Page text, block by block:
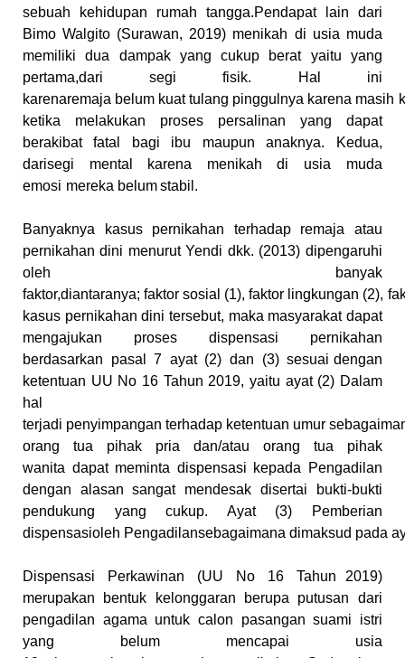
sebuah kehidupan rumah tangga.Pendapat lain
dari
Bimo Walgito (Surawan, 2019) menikah di usia muda
memiliki dua
dampak yang cukup berat yaitu yang
pertama,dari segi fisik. Hal ini
karenaremaja belum kuat tulang pinggulnya karena masih
ketika melakukan proses persalinan yang dapat
berakibat fatal
bagi ibu maupun anaknya. Kedua,
darisegi mental karena menikah di usia
muda
emosi mereka belum stabil.
Banyaknya kasus pernikahan terhadap remaja atau
pernikahan dini menurut Yendi dkk. (2013) dipengaruhi
oleh banyak
faktor,diantaranya; faktor sosial (1), faktor lingkungan (2),
kasus pernikahan dini tersebut, maka masyarakat dapat
mengajukan
proses dispensasi pernikahan
berdasarkan pasal 7 ayat (2) dan (3) sesuai dengan
ketentuan UU No 16 Tahun 2019, yaitu ayat (2) Dalam
hal
terjadi penyimpangan terhadap ketentuan umur
orang
tua pihak pria dan/atau orang tua
pihak
wanita dapat meminta dispensasi kepada Pengadilan
dengan alasan sangat mendesak disertai bukti-bukti
pendukung yang cukup. Ayat (3) Pemberian
dispensasioleh Pengadilansebagaimana dimaksud pada
Dispensasi Perkawinan (UU No 16 Tahun
2019)
merupakan bentuk kelonggaran berupa putusan dari
pengadilan agama untuk calon pasangan suami istri
yang belum mencapai usia